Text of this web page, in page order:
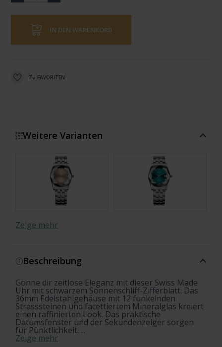
IN DEN WARENKORB
ZU FAVORITEN
Weitere Varianten
Zeige mehr
Beschreibung
Gönne dir zeitlose Eleganz mit dieser Swiss Made
Uhr mit schwarzem Sonnenschliff-Zifferblatt. Das
36mm Edelstahlgehäuse mit 12 funkelnden
Strasssteinen und facettiertem Mineralglas kreiert
einen raffinierten Look. Das praktische
Datumsfenster und der Sekundenzeiger sorgen
für Pünktlichkeit. ...
Zeige mehr